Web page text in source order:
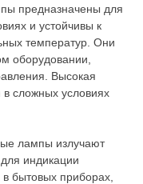
предназначены для
и устойчивы к
температур. Они
оборудовании,
Высокая
сложных условиях
лампы излучают
индикации
бытовых приборах,